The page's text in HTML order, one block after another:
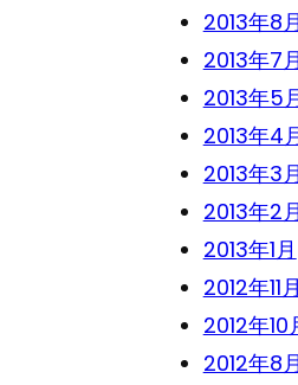
2013年8月
2013年7月
2013年5
2013年4
2013年3月
2013年2月
2013年1月
2012年11月
2012年10
2012年8月